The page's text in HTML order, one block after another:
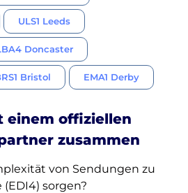
ULS1 Leeds
Doncaster
Bristol EMA1 Derby
einem offiziellen
zusammen
von Sendungen zu
sorgen?